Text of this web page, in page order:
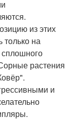
из этих
только на
растения
и